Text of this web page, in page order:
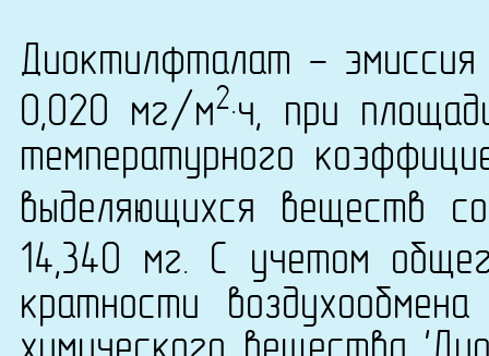
Диоктилфталат - эмиссия
0,020 мг/м2·ч, при
температурного
выделяющихся веществ
14,340 мг. С учетом
кратности